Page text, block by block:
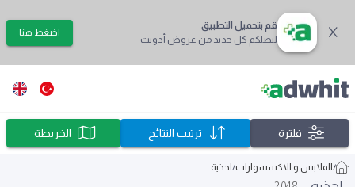
قم بتحميل التطبيق
ليصلكم كل جديد من عروض أدويت
اضغط هنا
فلترة ترتيب النتائج الخريطة
/ الملابس و الاكسسوارات/ احذية